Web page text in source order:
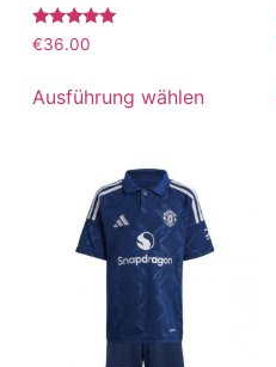
Bewertet
mit
von 5
€36.00
Ausführung wählen